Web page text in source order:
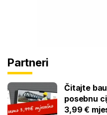
Partneri
Čitajte
posebnu
3,99 €